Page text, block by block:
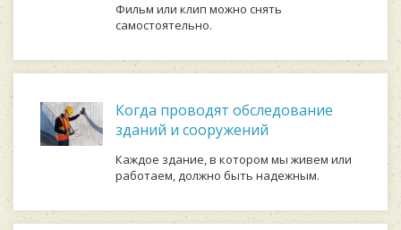
Фильм или клип можно снять
самостоятельно.
Когда проводят обследование
зданий и сооружений
Каждое здание, в котором мы живем или
работаем, должно быть надежным.